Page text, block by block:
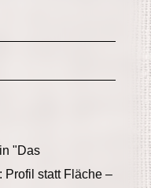
"Das
Profil statt Fläche –